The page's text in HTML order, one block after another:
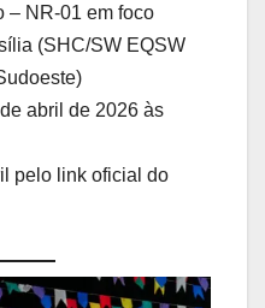
– NR-01 em foco
(SHC/SW EQSW
abril de 2026 às
pelo link oficial do